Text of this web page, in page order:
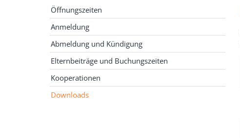
Öffnungszeiten
Anmeldung
Abmeldung und Kündigung
Elternbeiträge und Buchungszeiten
Kooperationen
Downloads